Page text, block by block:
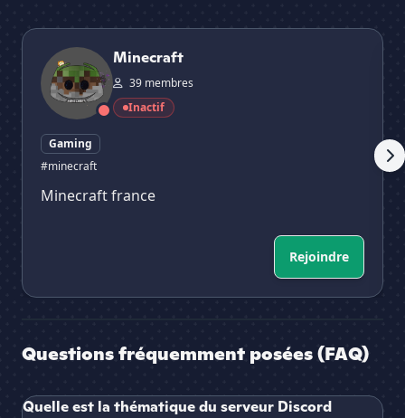
Minecraft
Minecraft
39 membres
Inactif
Gaming
#minecraft
Minecraft france
Rejoindre
Questions fréquemment posées (FAQ)
Quelle est la thématique du serveur Discord